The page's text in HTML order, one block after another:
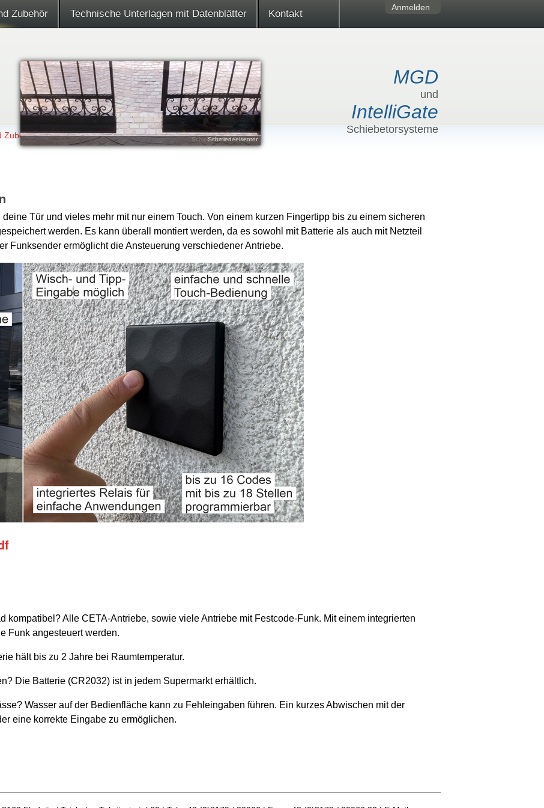
Anmelden
Zubehör Technische Unterlagen mit Datenblätter Kontakt
MGD
und
IntelliGate
Schiebetorsysteme
Schmiedeeisentor
Schiebetor mit Balancer
Poolabdeckung ohne Bodenschienen
Beschattungsanlage
Solar-Teleskoptor
Alu Teleskoptor mit Lochblech
MGD1 Rollbock
Schiebetor mit Holzlatten
Zubehör ›KeyPad
deine Tür und vieles mehr mit nur einem Touch. Von einem kurzen Fingertipp bis zu einem sicheren
werden. Es kann überall montiert werden, da es sowohl mit Batterie als auch mit Netzteil
Funksender ermöglicht die Ansteuerung verschiedener Antriebe.
kompatibel? Alle CETA-Antriebe, sowie viele Antriebe mit Festcode-Funk. Mit einem integrierten
Funk angesteuert werden.
hält bis zu 2 Jahre bei Raumtemperatur.
Die Batterie (CR2032) ist in jedem Supermarkt erhältlich.
Wasser auf der Bedienfläche kann zu Fehleingaben führen. Ein kurzes Abwischen mit der
eine korrekte Eingabe zu ermöglichen.